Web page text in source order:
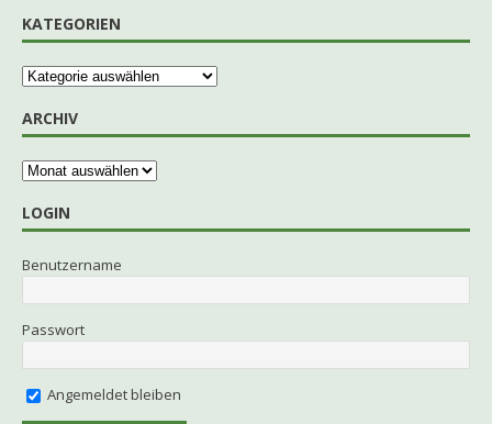
KATEGORIEN
ARCHIV
LOGIN
Benutzername
Passwort
Angemeldet bleiben